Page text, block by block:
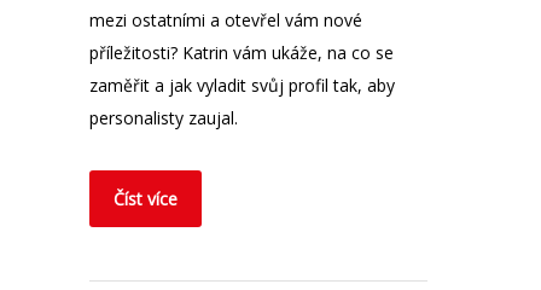
mezi ostatními a otevřel vám nové
příležitosti? Katrin vám ukáže, na co se
zaměřit a jak vyladit svůj profil tak, aby
personalisty zaujal.
Číst více